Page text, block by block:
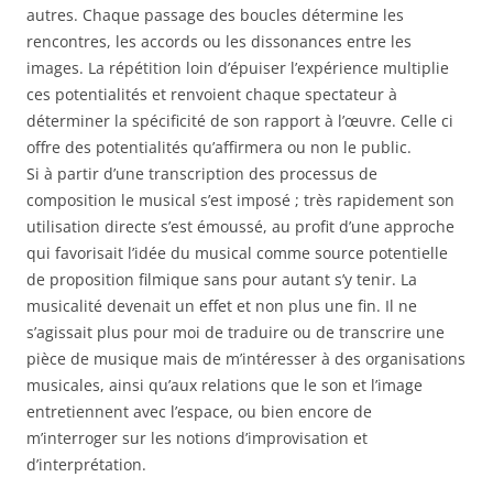
autres. Chaque passage des boucles détermine les
rencontres, les accords ou les dissonances entre les
images. La répétition loin d’épuiser l’expérience multiplie
ces potentialités et renvoient chaque spectateur à
déterminer la spécificité de son rapport à l’œuvre. Celle ci
offre des potentialités qu’affirmera ou non le public.
Si à partir d’une transcription des processus de
composition le musical s’est imposé ; très rapidement son
utilisation directe s’est émoussé, au profit d’une approche
qui favorisait l’idée du musical comme source potentielle
de proposition filmique sans pour autant s’y tenir. La
musicalité devenait un effet et non plus une fin. Il ne
s’agissait plus pour moi de traduire ou de transcrire une
pièce de musique mais de m’intéresser à des organisations
musicales, ainsi qu’aux relations que le son et l’image
entretiennent avec l’espace, ou bien encore de
m’interroger sur les notions d’improvisation et
d’interprétation.